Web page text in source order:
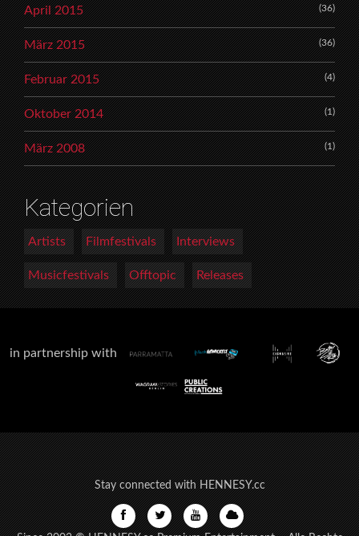
April 2015 (36)
März 2015 (36)
Februar 2015 (4)
Oktober 2014 (1)
März 2008 (1)
Kategorien
Artists Filmfestivals Interviews
Musicfestivals Offtopic Releases
in partnership with
Stay connected with HENNESY.cc